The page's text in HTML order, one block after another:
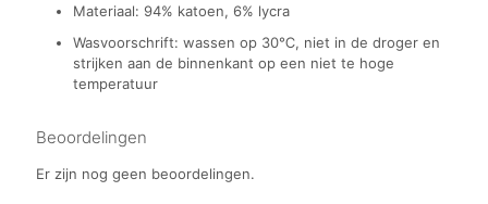
Materiaal: 94% katoen, 6% lycra
Wasvoorschrift: wassen op 30℃, niet in de droger en
strijken aan de binnenkant op een niet te hoge
temperatuur
Beoordelingen
Er zijn nog geen beoordelingen.